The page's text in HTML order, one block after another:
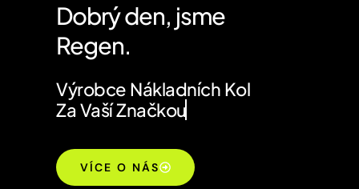
Dobrý den, jsme
Regen.
Výrobce Nákladních Kol
Za Vaší Značkou
VÍCE O NÁS